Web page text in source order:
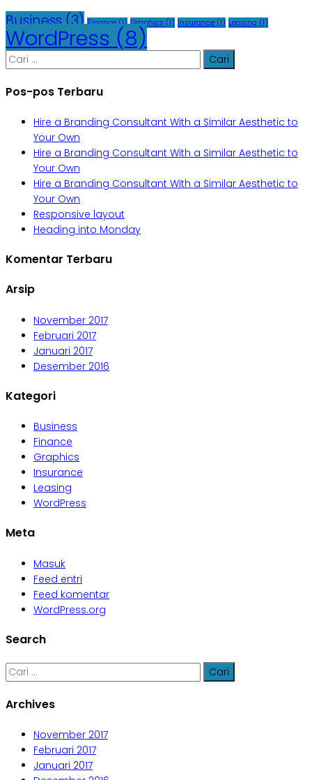
Business (3) Finance (1) Graphics (1) Insurance (1) Leasing (1)
WordPress (8)
Cari
untuk:
Pos-pos Terbaru
Hire a Branding Consultant With a Similar Aesthetic to
Your Own
Hire a Branding Consultant With a Similar Aesthetic to
Your Own
Hire a Branding Consultant With a Similar Aesthetic to
Your Own
Responsive layout
Heading into Monday
Komentar Terbaru
Arsip
November 2017
Februari 2017
Januari 2017
Desember 2016
Kategori
Business
Finance
Graphics
Insurance
Leasing
WordPress
Meta
Masuk
Feed entri
Feed komentar
WordPress.org
Search
Cari
untuk:
Archives
November 2017
Februari 2017
Januari 2017